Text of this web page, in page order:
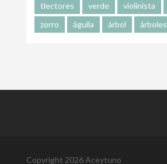
tlectores
verde violinista
zorro
águila árbol árboles
Copyright 2026 Aceytuno